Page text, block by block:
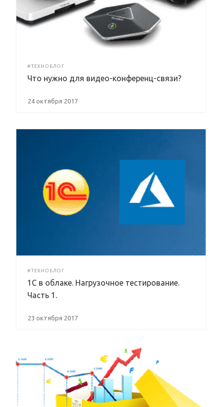
#ТЕХНОБЛОГ
Что нужно для видео-конференц-связи?
24 октября 2017
#ТЕХНОБЛОГ
1С в облаке. Нагрузочное тестирование.
Часть 1.
23 октября 2017